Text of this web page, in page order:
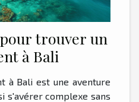
trouver un
à Bali
à Bali est une aventure
s'avérer complexe sans